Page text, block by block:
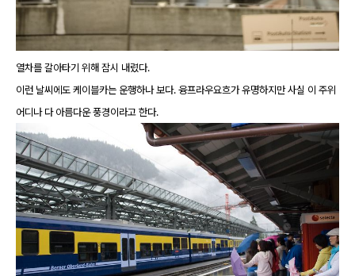
열차를 갈아타기 위해 잠시 내렸다.
이런 날씨에도 케이블카는 운행하나 보다. 융프라우요흐가 유명하지만 사실 이 주위
어디나 다 아름다운 풍경이라고 한다.